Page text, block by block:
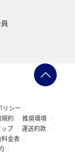
リシー
約
推奨環境
プ
運送約款
金表